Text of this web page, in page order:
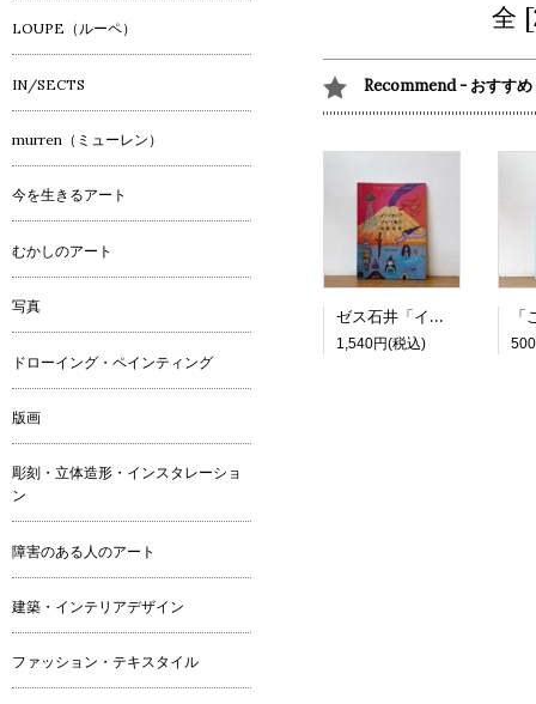
全
Recommend - おすすめ
ゼス石井「インドネシア ジャワ島の神秘世界」
1,540円(税込)
LOUPE（ルーペ）
IN/SECTS
murren（ミューレン）
今を生きるアート
むかしのアート
写真
ドローイング・ペインティング
版画
彫刻・立体造形・インスタレーショ
ン
障害のある人のアート
建築・インテリアデザイン
ファッション・テキスタイル